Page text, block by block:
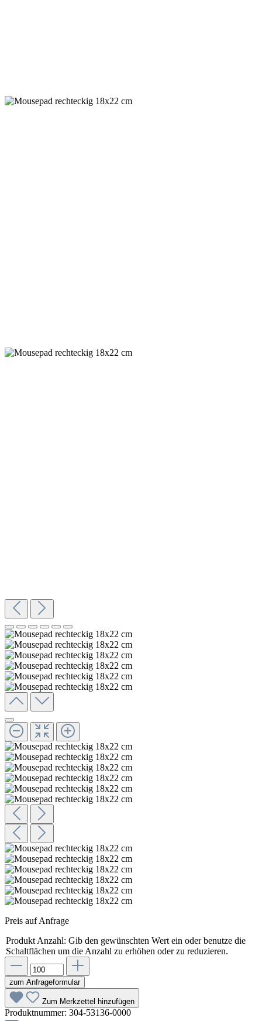
Preis auf Anfrage
Produkt Anzahl: Gib den gewünschten Wert ein oder benutze die
Schaltflächen um die Anzahl zu erhöhen oder zu reduzieren.
zum Anfrageformular
Zum Merkzettel hinzufügen
Produktnummer: 304-53136-0000